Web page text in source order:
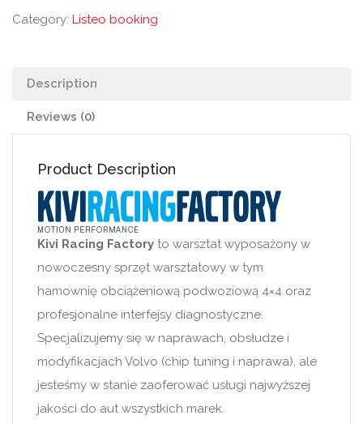
Category: Listeo booking
Description
Reviews (0)
Product Description
Kivi Racing Factory to warsztat wyposażony w
nowoczesny sprzęt warsztatowy w tym
hamownię obciążeniową podwoziową 4×4 oraz
profesjonalne interfejsy diagnostyczne.
Specjalizujemy się w naprawach, obsłudze i
modyfikacjach Volvo (chip tuning i naprawa), ale
jesteśmy w stanie zaoferować usługi najwyższej
jakości do aut wszystkich marek.